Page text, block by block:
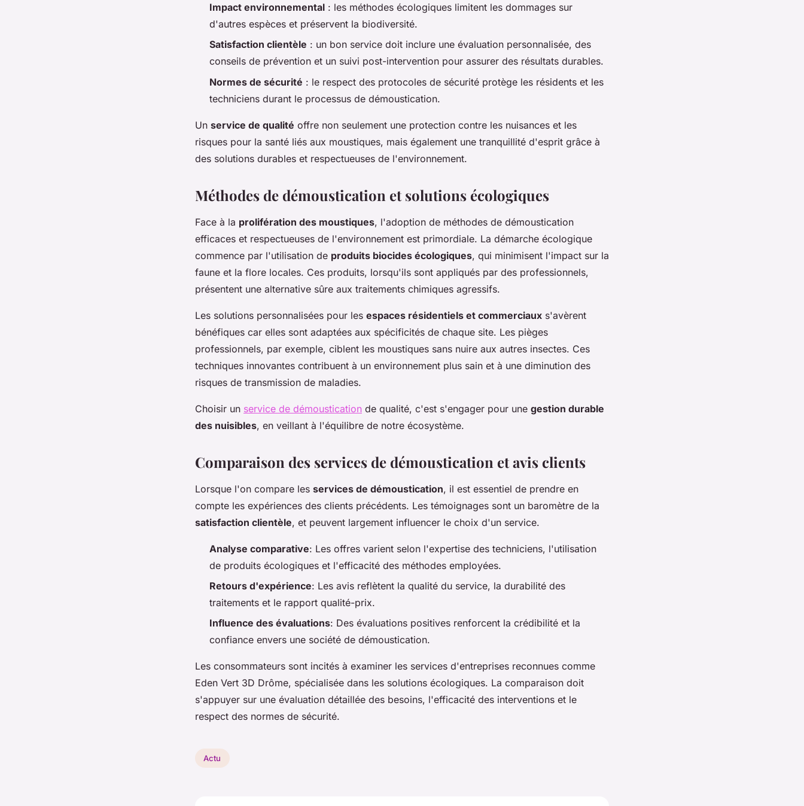
Impact environnemental : les méthodes écologiques limitent les dommages sur
d'autres espèces et préservent la biodiversité.
Satisfaction clientèle : un bon service doit inclure une évaluation personnalisée, des
conseils de prévention et un suivi post-intervention pour assurer des résultats durables.
Normes de sécurité : le respect des protocoles de sécurité protège les résidents et les
techniciens durant le processus de démoustication.
Un service de qualité offre non seulement une protection contre les nuisances et les
risques pour la santé liés aux moustiques, mais également une tranquillité d'esprit grâce à
des solutions durables et respectueuses de l'environnement.
Méthodes de démoustication et solutions écologiques
Face à la prolifération des moustiques, l'adoption de méthodes de démoustication
efficaces et respectueuses de l'environnement est primordiale. La démarche écologique
commence par l'utilisation de produits biocides écologiques, qui minimisent l'impact sur la
faune et la flore locales. Ces produits, lorsqu'ils sont appliqués par des professionnels,
présentent une alternative sûre aux traitements chimiques agressifs.
Les solutions personnalisées pour les espaces résidentiels et commerciaux s'avèrent
bénéfiques car elles sont adaptées aux spécificités de chaque site. Les pièges
professionnels, par exemple, ciblent les moustiques sans nuire aux autres insectes. Ces
techniques innovantes contribuent à un environnement plus sain et à une diminution des
risques de transmission de maladies.
Choisir un service de démoustication de qualité, c'est s'engager pour une gestion durable
des nuisibles, en veillant à l'équilibre de notre écosystème.
Comparaison des services de démoustication et avis clients
Lorsque l'on compare les services de démoustication, il est essentiel de prendre en
compte les expériences des clients précédents. Les témoignages sont un baromètre de la
satisfaction clientèle, et peuvent largement influencer le choix d'un service.
Analyse comparative: Les offres varient selon l'expertise des techniciens, l'utilisation
de produits écologiques et l'efficacité des méthodes employées.
Retours d'expérience: Les avis reflètent la qualité du service, la durabilité des
traitements et le rapport qualité-prix.
Influence des évaluations: Des évaluations positives renforcent la crédibilité et la
confiance envers une société de démoustication.
Les consommateurs sont incités à examiner les services d'entreprises reconnues comme
Eden Vert 3D Drôme, spécialisée dans les solutions écologiques. La comparaison doit
s'appuyer sur une évaluation détaillée des besoins, l'efficacité des interventions et le
respect des normes de sécurité.
Actu